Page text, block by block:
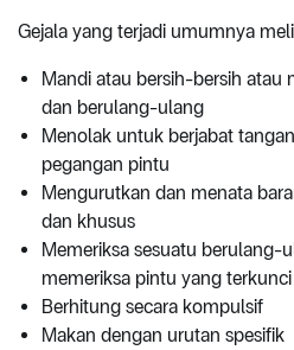
Gejala yang terjadi umumnya
Mandi atau bersih-bersih atau
dan berulang-ulang
Menolak untuk berjabat
pegangan pintu
Mengurutkan dan menata
dan khusus
Memeriksa sesuatu berulang-
memeriksa pintu yang terkunci
Berhitung secara kompulsif
Makan dengan urutan spesifik